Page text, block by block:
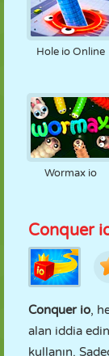
Hole io Online
Wormax io
Conquer
Conquer io,
alan iddia
kullanın.